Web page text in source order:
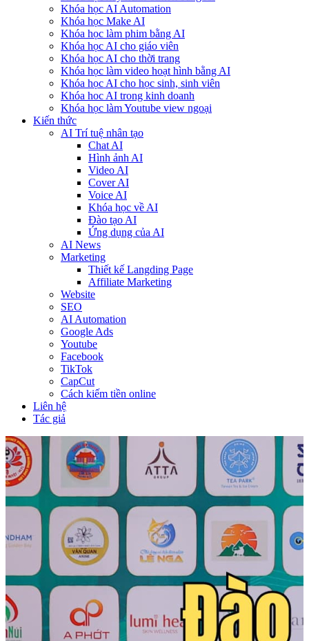
Khóa học AI Automation
Khóa học Make AI
Khóa học làm phim bằng AI
Khóa học AI cho giáo viên
Khóa học AI cho thời trang
Khóa học làm video hoạt hình bằng AI
Khóa học AI cho học sinh, sinh viên
Khóa hoc AI trong kinh doanh
Khóa học làm Youtube view ngoại
Kiến thức
AI Trí tuệ nhân tạo
Chat AI
Hình ảnh AI
Video AI
Cover AI
Voice AI
Khóa học về AI
Đào tạo AI
Ứng dụng của AI
AI News
Marketing
Thiết kế Langding Page
Affiliate Marketing
Website
SEO
AI Automation
Google Ads
Youtube
Facebook
TikTok
CapCut
Cách kiếm tiền online
Liên hệ
Tác giả